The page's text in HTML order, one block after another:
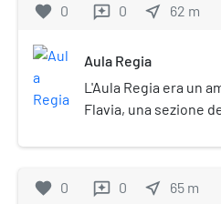
favorite 0 reviews 0 near_me 62 m
Aula Regia
L'Aula Regia era un
Flavia, una sezione
imperiale si calcola
favorite 0 reviews 0 near_me 65 m